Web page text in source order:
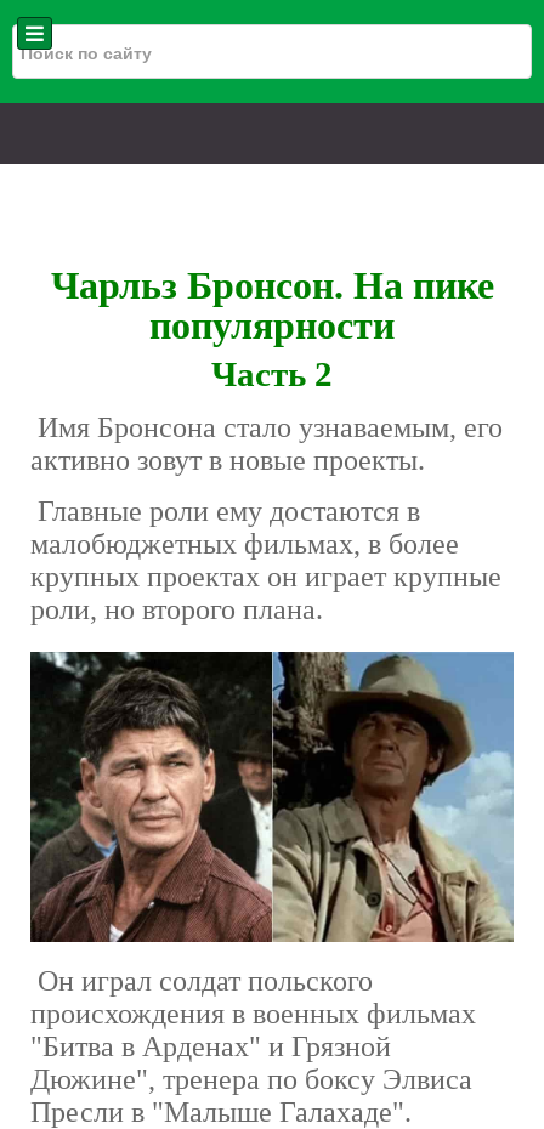
Чарльз Бронсон. На пике
популярности
Часть 2
Имя Бронсона стало узнаваемым, его
активно зовут в новые проекты.
Главные роли ему достаются в
малобюджетных фильмах, в более
крупных проектах он играет крупные
роли, но второго плана.
Он играл солдат польского
происхождения в военных фильмах
"Битва в Арденах" и Грязной
Дюжине", тренера по боксу Элвиса
Пресли в "Малыше Галахаде".